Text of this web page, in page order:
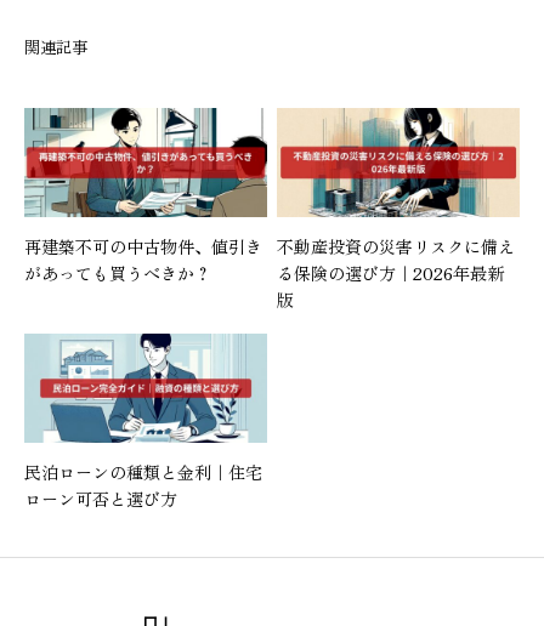
関連記事
再建築不可の中古物件、値引き
があっても買うべきか？
不動産投資の災害リスクに備え
る保険の選び方｜2026年最新
版
民泊ローンの種類と金利｜住宅
ローン可否と選び方